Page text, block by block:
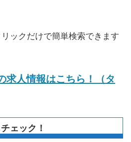
ックだけで簡単検索できます
求人情報はこちら！（タ
ェック！